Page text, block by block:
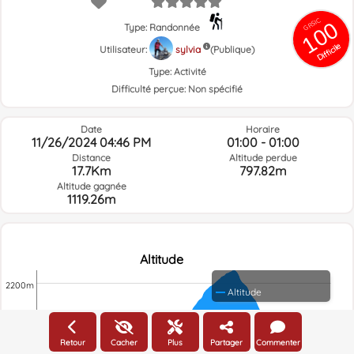
GRSIC
100
Difficile
Type: Randonnée
Utilisateur:
sylvia
(Publique)
Type: Activité
Difficulté perçue: Non spécifié
Date
11/26/2024 04:46 PM
Distance
17.7Km
Altitude gagnée
1119.26m
Horaire
01:00 - 01:00
Altitude perdue
797.82m
Altitude
Altitude
2200m
Retour Cacher Plus Partager Commenter